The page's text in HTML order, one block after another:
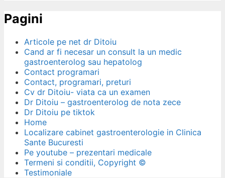
Pagini
Articole pe net dr Ditoiu
Cand ar fi necesar un consult la un medic
gastroenterolog sau hepatolog
Contact programari
Contact, programari, preturi
Cv dr Ditoiu- viata ca un examen
Dr Ditoiu – gastroenterolog de nota zece
Dr Ditoiu pe tiktok
Home
Localizare cabinet gastroenterologie in Clinica
Sante Bucuresti
Pe youtube – prezentari medicale
Termeni si conditii, Copyright ©
Testimoniale